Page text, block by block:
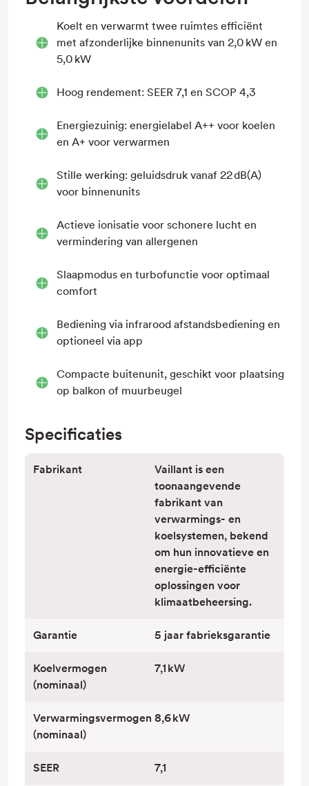
Koelt en verwarmt twee ruimtes efficiënt
met afzonderlijke binnenunits van 2,0 kW en
5,0 kW
Hoog rendement: SEER 7,1 en SCOP 4,3
Energiezuinig: energielabel A++ voor koelen
en A+ voor verwarmen
Stille werking: geluidsdruk vanaf 22 dB(A)
voor binnenunits
Actieve ionisatie voor schonere lucht en
vermindering van allergenen
Slaapmodus en turbofunctie voor optimaal
comfort
Bediening via infrarood afstandsbediening en
optioneel via app
Compacte buitenunit, geschikt voor plaatsing
op balkon of muurbeugel
Specificaties
Fabrikant
Vaillant is een
toonaangevende
fabrikant van
verwarmings- en
koelsystemen, bekend
om hun innovatieve en
energie-efficiënte
oplossingen voor
klimaatbeheersing.
Garantie 5 jaar fabrieksgarantie
Koelvermogen
(nominaal)
7,1 kW
Verwarmingsvermogen
(nominaal)
8,6 kW
SEER 7,1